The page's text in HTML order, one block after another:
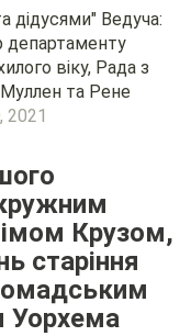
дідусями" Ведуча:
департаменту
віку, Рада з
Муллен та Рене
Крузом,
старіння
Уорхема